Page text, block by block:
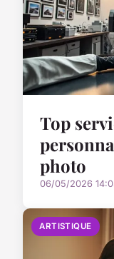
Top
photo
06/05/2026
ARTISTIQUE